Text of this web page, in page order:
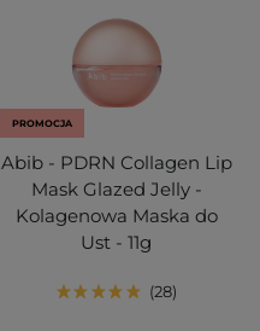
PROMOCJA
Abib - PDRN Collagen Lip
Mask Glazed Jelly -
Kolagenowa Maska do
Ust - 11g
28